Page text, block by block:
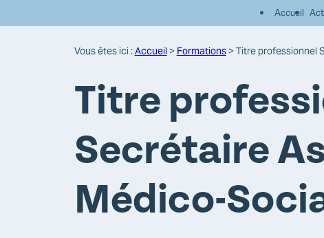
Accueil
Vous êtes ici :Accueil > Formations> Titre professionnel
Titre
Secrétaire
Médico-